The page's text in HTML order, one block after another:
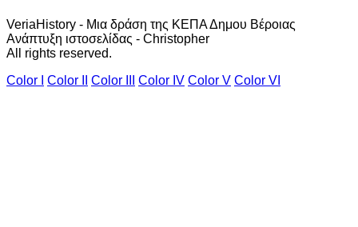
VeriaHistory - Μια δράση της ΚΕΠΑ Δημου Βέροιας
Ανάπτυξη ιστοσελίδας - Christopher
All rights reserved.
Color I
Color II Color III Color IV Color V Color VI